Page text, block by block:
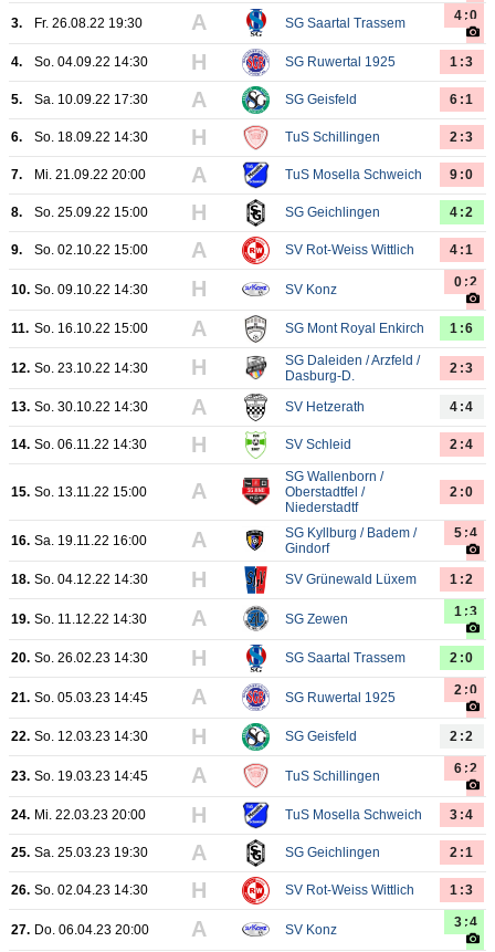
3. Fr. 26.08.22 19:30 A SG Saartal Trassem 4:0
4. So. 04.09.22 14:30 H SG Ruwertal 1925 1:3
5. Sa. 10.09.22 17:30 A SG Geisfeld 6:1
6. So. 18.09.22 14:30 H TuS Schillingen 2:3
7. Mi. 21.09.22 20:00 A TuS Mosella Schweich 9:0
8. So. 25.09.22 15:00 H SG Geichlingen 4:2
9. So. 02.10.22 15:00 A SV Rot-Weiss Wittlich 4:1
10. So. 09.10.22 14:30 H SV Konz 0:2
11. So. 16.10.22 15:00 A SG Mont Royal Enkirch 1:6
12. So. 23.10.22 14:30 H
SG Daleiden / Arzfeld /
Dasburg-D.
2:3
13. So. 30.10.22 14:30 A SV Hetzerath 4:4
14. So. 06.11.22 14:30 H SV Schleid 2:4
15. So. 13.11.22 15:00 A
SG Wallenborn /
Oberstadtfel /
Niederstadtf
2:0
16. Sa. 19.11.22 16:00 A
SG Kyllburg / Badem /
Gindorf
5:4
18. So. 04.12.22 14:30 H SV Grünewald Lüxem 1:2
19. So. 11.12.22 14:30 A SG Zewen 1:3
20. So. 26.02.23 14:30 H SG Saartal Trassem 2:0
21. So. 05.03.23 14:45 A SG Ruwertal 1925 2:0
22. So. 12.03.23 14:30 H SG Geisfeld 2:2
23. So. 19.03.23 14:45 A TuS Schillingen 6:2
24. Mi. 22.03.23 20:00 H TuS Mosella Schweich 3:4
25. Sa. 25.03.23 19:30 A SG Geichlingen 2:1
26. So. 02.04.23 14:30 H SV Rot-Weiss Wittlich 1:3
27. Do. 06.04.23 20:00 A SV Konz 3:4